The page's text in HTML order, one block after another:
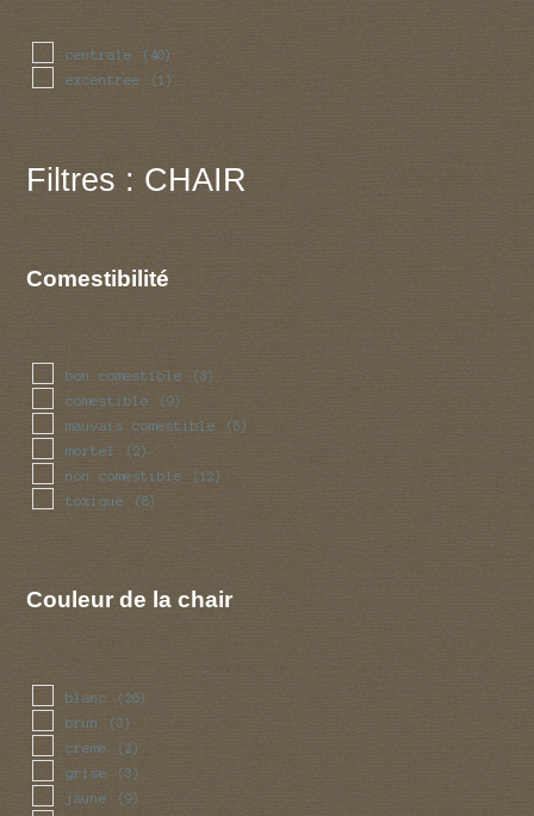
centrale (40)
excentree (1)
Filtres : CHAIR
Comestibilité
bon comestible (3)
comestible (9)
mauvais comestible (5)
mortel (2)
non comestible (12)
toxique (8)
Couleur de la chair
blanc (26)
brun (3)
creme (2)
grise (3)
jaune (9)